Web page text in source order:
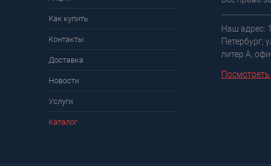
Как купить
Контакты
Доставка
Новости
Услуги
Каталог
Наш адрес:
Петербург,
литер А,
Посмотреть